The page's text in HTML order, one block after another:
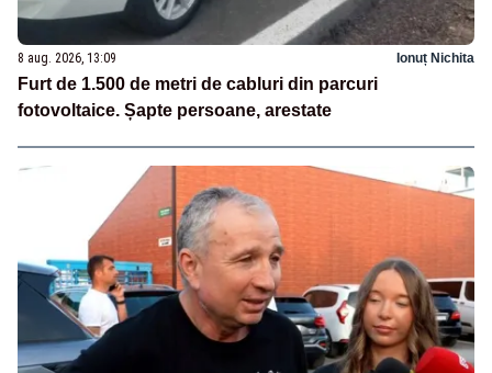
8 aug. 2026, 13:09 Ionuț Nichita
Furt de 1.500 de metri de cabluri din parcuri
fotovoltaice. Șapte persoane, arestate